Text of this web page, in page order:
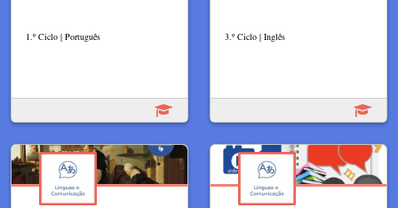
1.º Ciclo | Português 3.º Ciclo | Inglês